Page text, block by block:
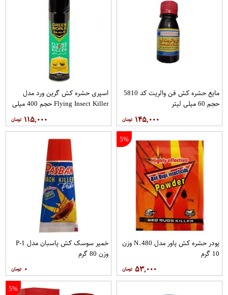
مایع حشره کش فن والریت کد 5810
حجم 60 میلی لیتر
۱۴۵,۰۰۰
اسپری حشره کش گرین ورد مدل
Flying Insect Killer حجم 400 میلی
۱۱۵,۰۰۰
5%
پودر حشره کش پاور مدل N.480 وزن
10 گرم
۵۳,۰۰۰
خمیر سوسک کش پاسبان مدل P-1
وزن 80 گرم
۰
5%